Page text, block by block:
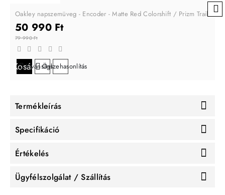
Oakley napszemüveg - Encoder - Matte Red Colorshift / Prizm Trail
50 990 Ft
79 990 Ft
Kosárba
Kívánságlistára
Összehasonlítás
Termékleírás
Specifikáció
Értékelés
Ügyfélszolgálat / Szállítás